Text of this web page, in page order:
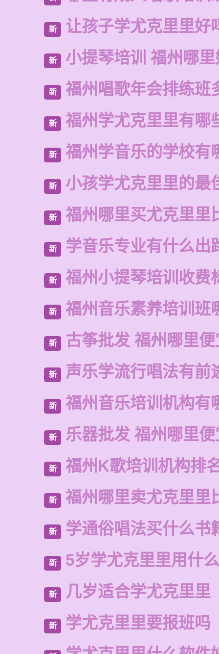
新 让孩子学尤克里里好
新 小提琴培训 福州哪
新 福州唱歌年会排练班
新 福州学尤克里里有哪
新 福州学音乐的学校有
新 小孩学尤克里里的最
新 福州哪里买尤克里里
新 学音乐专业有什么出
新 福州小提琴培训收费
新 福州音乐素养培训班
新 古筝批发 福州哪里
新 声乐学流行唱法有前
新 福州音乐培训机构有
新 乐器批发 福州哪里
新 福州K歌培训机构排
新 福州哪里卖尤克里里
新 学通俗唱法买什么书
新 5岁学尤克里里用什
新 几岁适合学尤克里里
新 学尤克里里要报班吗